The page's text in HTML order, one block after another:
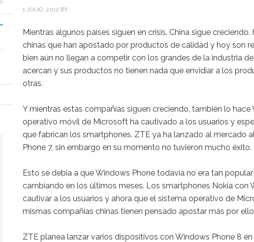
1 JULIO, 2012 BY
Mientras algunos países siguen en crisis, China sigue
chinas que han apostado por productos de calidad y hoy son
bien aún no llegan a competir con los grandes de la industria
acercan y sus productos no tienen nada que envidiar a los
otras.
Y mientras estas compañías siguen creciendo, también lo hace
operativo móvil de Microsoft ha cautivado a los usuarios y
que fabrican los smartphones. ZTE ya ha lanzado al mercado
Phone 7, sin embargo en su momento no tuvieron mucho éxito.
Esto se debía a que Windows Phone todavía no era tan
cambiando en los últimos meses. Los smartphones Nokia con
cautivar a los usuarios y ahora que el sistema operativo de
mismas compañías chinas tienen pensado apostar más por
ZTE planea lanzar varios dispositivos con Windows Phone 8